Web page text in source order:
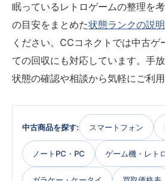
眠っているレトロゲームの整理を
の目安をまとめた状態ランクの説明
ください。CCコネクトでは中古ゲ
ての回収にも対応しています。手
状態の確認や相談から気軽にご利用
中古商品を探す: スマートフォン
ノートPC・PC ゲーム機・レト